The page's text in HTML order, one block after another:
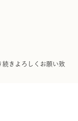
続きよろしくお願い致